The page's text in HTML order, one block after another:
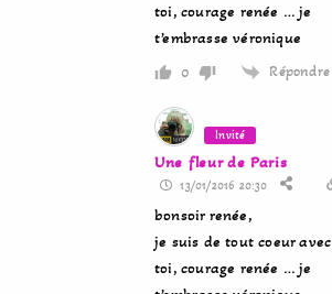
toi, courage renée … je
t’embrasse véronique
0 Répondre
Invité
Une fleur de Paris
13/01/2016 20:30
bonsoir renée,
je suis de tout coeur avec
toi, courage renée … je